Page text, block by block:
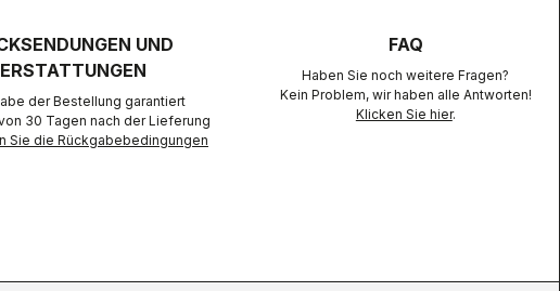
UND
ERSTATTUNGEN
der Bestellung garantiert
30 Tagen nach der Lieferung
Sie die Rückgabebedingungen
FAQ
Haben Sie noch weitere Fragen?
Kein Problem, wir haben alle Antworten!
Klicken Sie hier.